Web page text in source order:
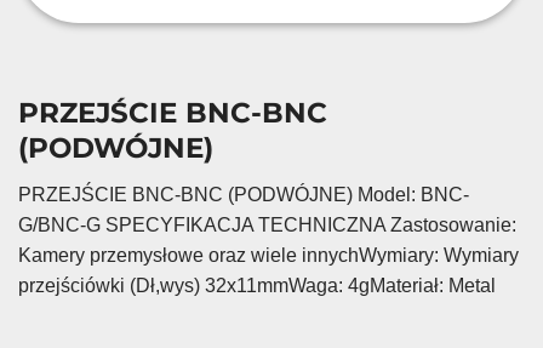
PRZEJŚCIE BNC-BNC
(PODWÓJNE)
PRZEJŚCIE BNC-BNC (PODWÓJNE) Model: BNC-
G/BNC-G SPECYFIKACJA TECHNICZNA Zastosowanie:
Kamery przemysłowe oraz wiele innychWymiary: Wymiary
przejściówki (Dł,wys) 32x11mmWaga: 4gMateriał: Metal